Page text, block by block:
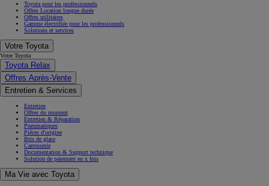
Toyota pour les professionnels
Offres Location longue durée
Offres utilitaires
Gamme électrifiée pour les professionnels
Solutions et services
Votre Toyota
Votre Toyota
Toyota Relax
Offres Après-Vente
Entretien & Services
Entretien
Offres du moment
Entretien & Réparation
Pneumatiques
Pièces d'origine
Bris de glace
Carrosserie
Documentation & Support technique
Solution de paiement en x fois
Ma Vie avec Toyota